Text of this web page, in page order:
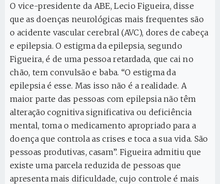
O vice-presidente da ABE, Lecio Figueira, disse
que as doenças neurológicas mais frequentes são
o acidente vascular cerebral (AVC), dores de cabeça
e epilepsia. O estigma da epilepsia, segundo
Figueira, é de uma pessoa retardada, que cai no
chão, tem convulsão e baba. “O estigma da
epilepsia é esse. Mas isso não é a realidade. A
maior parte das pessoas com epilepsia não têm
alteração cognitiva significativa ou deficiência
mental, toma o medicamento apropriado para a
doença que controla as crises e toca a sua vida. São
pessoas produtivas, casam”. Figueira admitiu que
existe uma parcela reduzida de pessoas que
apresenta mais dificuldade, cujo controle é mais